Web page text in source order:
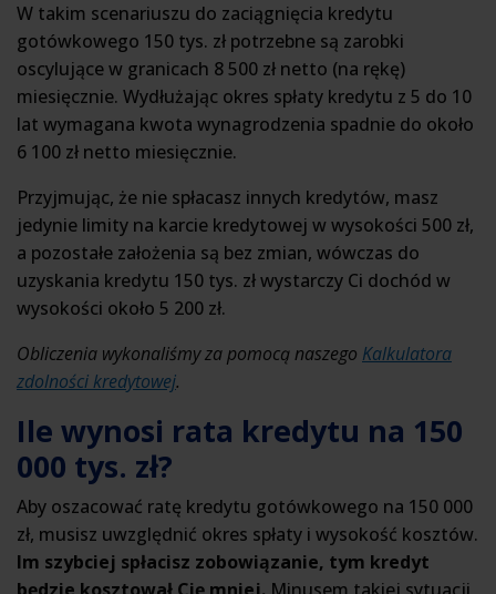
W takim scenariuszu do zaciągnięcia kredytu
gotówkowego 150 tys. zł potrzebne są zarobki
oscylujące w granicach 8 500 zł netto (na rękę)
miesięcznie. Wydłużając okres spłaty kredytu z 5 do 10
lat wymagana kwota wynagrodzenia spadnie do około
6 100 zł netto miesięcznie.
Przyjmując, że nie spłacasz innych kredytów, masz
jedynie limity na karcie kredytowej w wysokości 500 zł,
a pozostałe założenia są bez zmian, wówczas do
uzyskania kredytu 150 tys. zł wystarczy Ci dochód w
wysokości około 5 200 zł.
Obliczenia wykonaliśmy za pomocą naszego Kalkulatora
zdolności kredytowej.
Ile wynosi rata kredytu na 150
000 tys. zł?
Aby oszacować ratę kredytu gotówkowego na 150 000
zł, musisz uwzględnić okres spłaty i wysokość kosztów.
Im szybciej spłacisz zobowiązanie, tym kredyt